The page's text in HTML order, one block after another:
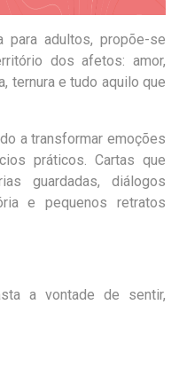
para adultos, propõe-se
dos afetos: amor,
ternura e tudo aquilo que
a transformar emoções
práticos. Cartas que
guardadas, diálogos
e pequenos retratos
a vontade de sentir,